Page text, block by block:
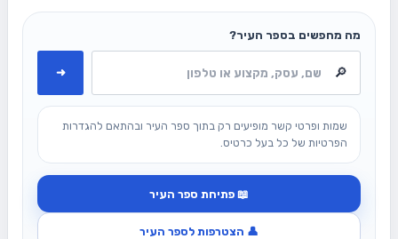
מה מחפשים בספר העיר?
➜
שמות ופרטי קשר מופיעים רק בתוך ספר העיר ובהתאם להגדרות
הפרטיות של כל בעל כרטיס.
📖 פתיחת ספר העיר
👤 הצטרפות לספר העיר